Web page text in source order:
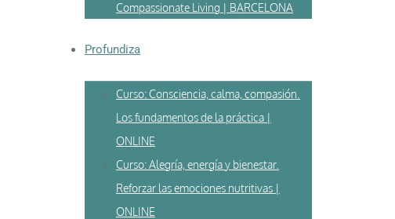
Compassionate Living | BARCELONA
Profundiza
Curso: Consciencia, calma, compasión.
Los fundamentos de la práctica |
ONLINE
Curso: Alegría, energía y bienestar.
Reforzar las emociones nutritivas |
ONLINE